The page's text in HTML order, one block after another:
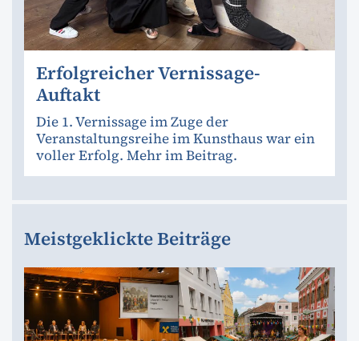
Erfolgreicher Vernissage-
Auftakt
Die 1. Vernissage im Zuge der
Veranstaltungsreihe im Kunsthaus war ein
voller Erfolg. Mehr im Beitrag.
Meistgeklickte Beiträge